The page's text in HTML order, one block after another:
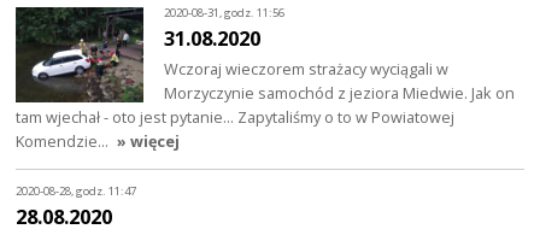
2020-08-31, godz. 11:56
31.08.2020
Wczoraj wieczorem strażacy wyciągali w
Morzyczynie samochód z jeziora Miedwie. Jak on
tam wjechał - oto jest pytanie... Zapytaliśmy o to w Powiatowej
Komendzie… » więcej
2020-08-28, godz. 11:47
28.08.2020